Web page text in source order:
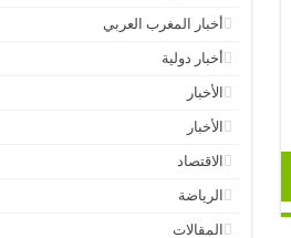
أخبار المغرب العربي
أخبار دولية
الأخبار
الأخبار
الاقتصاد
الرياضة
المقالات